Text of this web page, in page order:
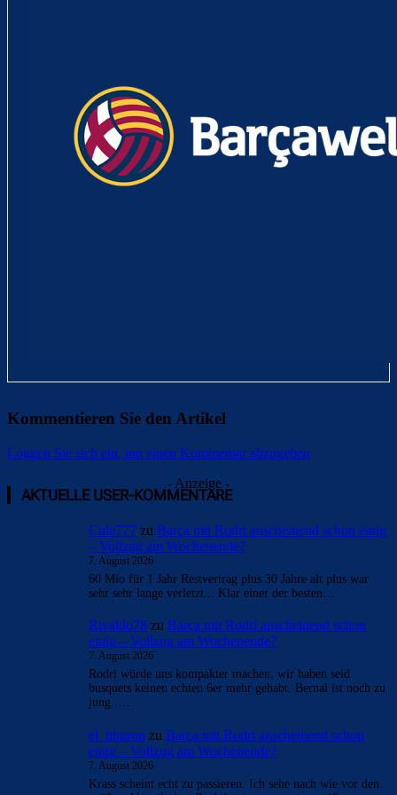
Kommentieren Sie den Artikel
Loggen Sie sich ein, um einen Kommentar abzugeben
- Anzeige -
AKTUELLE USER-KOMMENTARE
Cule777 zu Barça mit Rodri anscheinend schon einig
– Vollzug am Wochenende?
7. August 2026
60 Mio für 1 Jahr Restvertrag plus 30 Jahre alt plus war
sehr sehr lange verletzt... Klar einer der besten…
Rivaldo78 zu Barça mit Rodri anscheinend schon
einig – Vollzug am Wochenende?
7. August 2026
Rodri würde uns kompakter machen, wir haben seid
busquets keinen echten 6er mehr gehabt. Bernal ist noch zu
jung .…
el_tiburon zu Barça mit Rodri anscheinend schon
einig – Vollzug am Wochenende?
7. August 2026
Krass scheint echt zu passieren. Ich sehe nach wie vor den